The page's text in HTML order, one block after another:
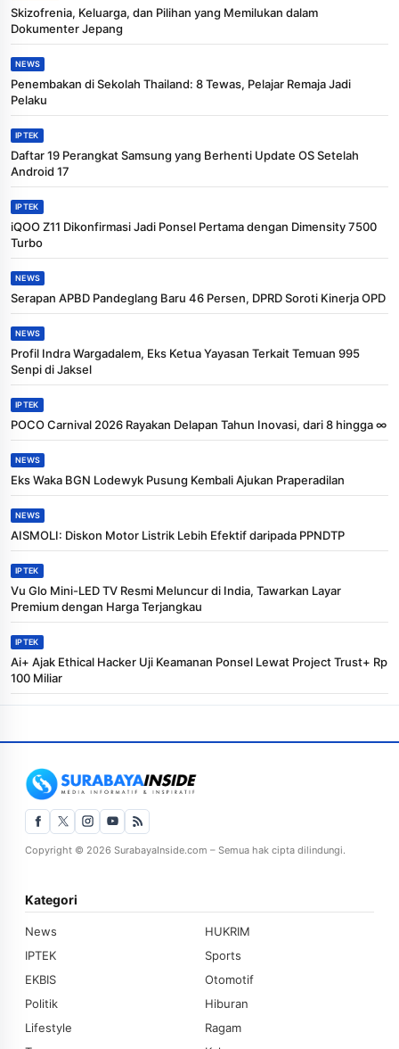
Skizofrenia, Keluarga, dan Pilihan yang Memilukan dalam
Dokumenter Jepang
NEWS
Penembakan di Sekolah Thailand: 8 Tewas, Pelajar Remaja Jadi
Pelaku
IPTEK
Daftar 19 Perangkat Samsung yang Berhenti Update OS Setelah
Android 17
IPTEK
iQOO Z11 Dikonfirmasi Jadi Ponsel Pertama dengan Dimensity 7500
Turbo
NEWS
Serapan APBD Pandeglang Baru 46 Persen, DPRD Soroti Kinerja OPD
NEWS
Profil Indra Wargadalem, Eks Ketua Yayasan Terkait Temuan 995
Senpi di Jaksel
IPTEK
POCO Carnival 2026 Rayakan Delapan Tahun Inovasi, dari 8 hingga ∞
NEWS
Eks Waka BGN Lodewyk Pusung Kembali Ajukan Praperadilan
NEWS
AISMOLI: Diskon Motor Listrik Lebih Efektif daripada PPNDTP
IPTEK
Vu Glo Mini-LED TV Resmi Meluncur di India, Tawarkan Layar
Premium dengan Harga Terjangkau
IPTEK
Ai+ Ajak Ethical Hacker Uji Keamanan Ponsel Lewat Project Trust+ Rp
100 Miliar
Copyright © 2026 SurabayaInside.com – Semua hak cipta dilindungi.
Kategori
News
HUKRIM
IPTEK
Sports
EKBIS
Otomotif
Politik
Hiburan
Lifestyle
Ragam